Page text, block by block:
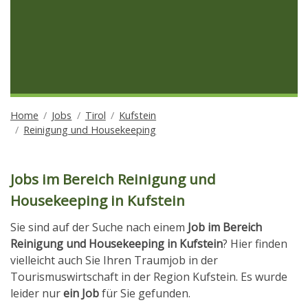
Home Jobs Tirol
Kufstein
Reinigung und Housekeeping
Jobs im Bereich Reinigung und
Housekeeping in Kufstein
Sie sind auf der Suche nach einem Job im Bereich
Reinigung und Housekeeping in Kufstein? Hier finden
vielleicht auch Sie Ihren Traumjob in der
Tourismuswirtschaft in der Region Kufstein. Es wurde
leider nurein Jobfür Sie gefunden.